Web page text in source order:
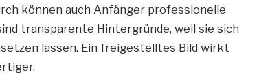
können auch Anfänger professionelle
transparente Hintergründe, weil sie sich
lassen. Ein freigestelltes Bild wirkt